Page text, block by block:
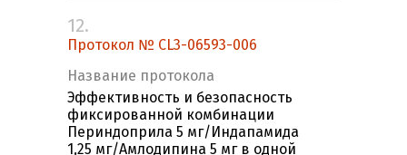
12.
Протокол № CL3-06593-006
Название протокола
Эффективность и безопасность
фиксированной комбинации
Периндоприла 5 мг/Индапамида
1,25 мг/Амлодипина 5 мг в одной